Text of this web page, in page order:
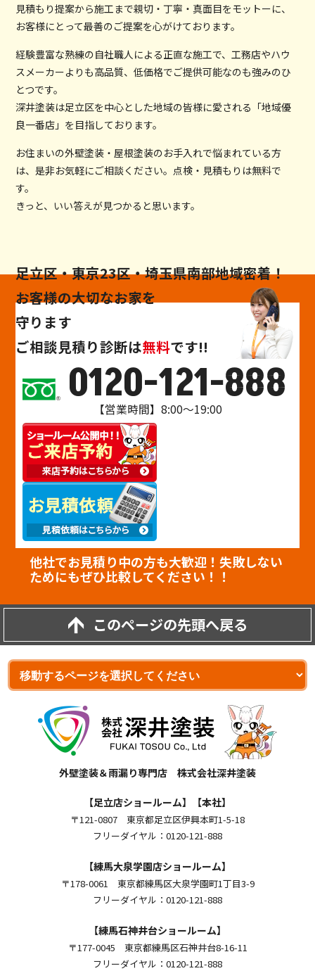
見積もり提案から施工まで親切・丁寧・真面目をモットーに、
お客様にとって最善のご提案を心がけております。
経験豊富な熟練の自社職人による正直な施工で、工務店やハウ
スメーカーよりも高品質、低価格でご提供可能なのも強みのひ
とつです。
深井塗装は足立区を中心とした地域の皆様に愛される「地域優
良一番店」を目指しております。
お住まいの外壁塗装・屋根塗装のお手入れで悩まれている方
は、是非お気軽にご相談ください。点検・見積もりは無料で
す。
きっと、いい答えが見つかると思います。
足立区・東京23区・埼玉県南部地域密着！
お客様の大切なお家を
守ります
ご相談見積り診断は無料です!!
0120-121-888
【営業時間】8:00～19:00
他社でお見積り中の方も大歓迎！失敗しない
ためにもぜひ比較してください！！
このページの先頭へ戻る
外壁塗装＆雨漏り専門店 株式会社深井塗装
【足立店ショールーム】【本社】
〒121-0807 東京都足立区伊興本町1-5-18
フリーダイヤル：0120-121-888
【練馬大泉学園店ショールーム】
〒178-0061 東京都練馬区大泉学園町1丁目3-9
フリーダイヤル：0120-121-888
【練馬石神井台ショールーム】
〒177-0045 東京都練馬区石神井台8-16-11
フリーダイヤル：0120-121-888